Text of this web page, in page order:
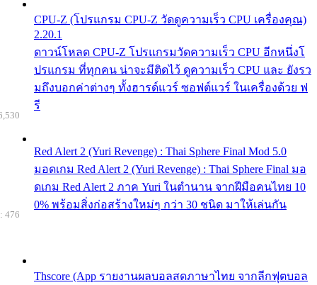
CPU-Z (โปรแกรม CPU-Z วัดดูความเร็ว CPU เครื่องคุณ)
2.20.1
ดาวน์โหลด CPU-Z โปรแกรมวัดความเร็ว CPU อีกหนึ่งโ
ปรแกรม ที่ทุกคน น่าจะมีติดไว้ ดูความเร็ว CPU และ ยังรว
มถึงบอกค่าต่างๆ ทั้งฮารด์แวร์ ซอฟต์แวร์ ในเครื่องด้วย ฟ
รี
Red Alert 2 (Yuri Revenge) : Thai Sphere Final Mod 5.0
มอดเกม Red Alert 2 (Yuri Revenge) : Thai Sphere Final มอ
ดเกม Red Alert 2 ภาค Yuri ในตำนาน จากฝีมือคนไทย 10
0% พร้อมสิ่งก่อสร้างใหม่ๆ กว่า 30 ชนิด มาให้เล่นกัน
Thscore (App รายงานผลบอลสดภาษาไทย จากลีกฟุตบอล
476